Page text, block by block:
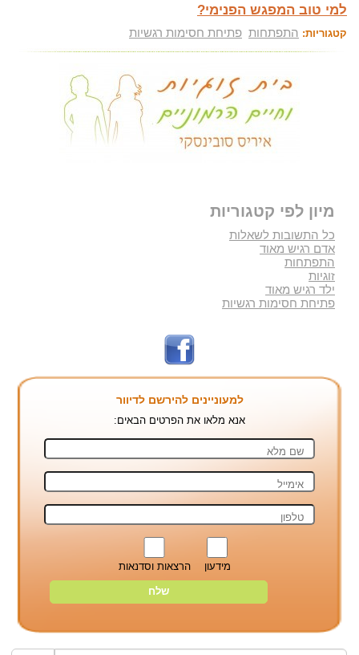
למי טוב המפגש הפנימי?
קטגוריות: התפתחות פתיחת חסימות רגשיות
מיון לפי קטגוריות
כל התשובות לשאלות
אדם רגיש מאוד
התפתחות
זוגיות
ילד רגיש מאוד
פתיחת חסימות רגשיות
למעוניינים להירשם לדיוור
אנא מלאו את הפרטים הבאים:
מידעון הרצאות וסדנאות